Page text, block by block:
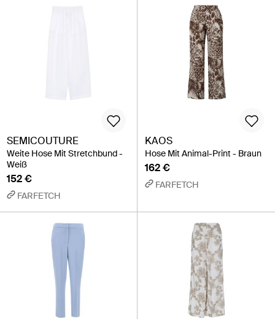
SEMICOUTURE
Weite Hose Mit Stretchbund -
Weiß
152 €
FARFETCH
KAOS
Hose Mit Animal-Print - Braun
162 €
FARFETCH